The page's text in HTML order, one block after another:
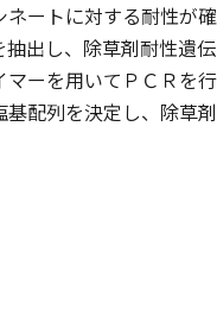
ネートに対する耐性が確
出し、除草剤耐性遺伝
ーを用いてＰＣＲを行
配列を決定し、除草剤